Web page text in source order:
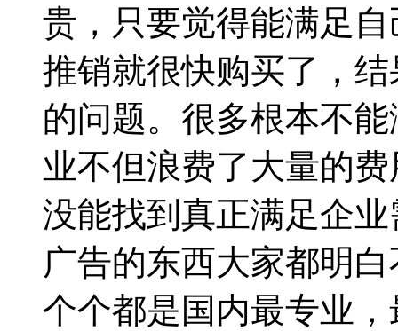
贵，只要觉得能满足
推销就很快购买了，
的问题。很多根本不
业不但浪费了大量的
没能找到真正满足企
广告的东西大家都明
个个都是国内最专业